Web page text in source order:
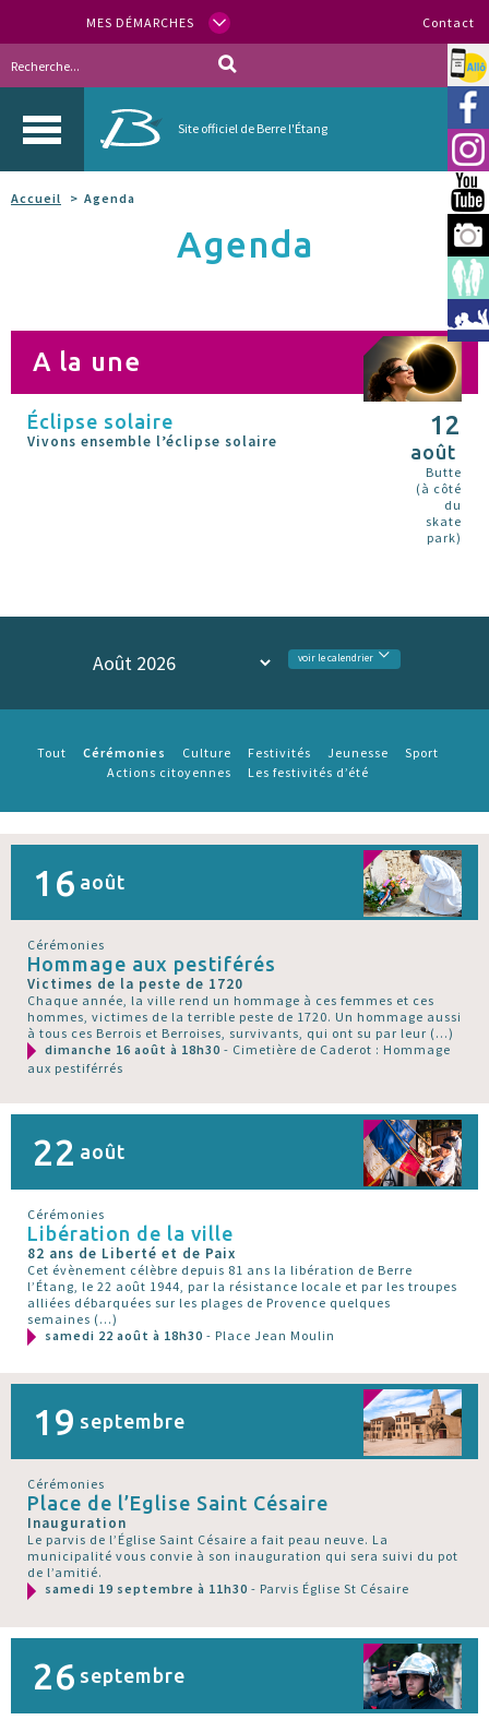
MES DÉMARCHES Contact
Site officiel de Berre l'Étang
Allo
Accueil Agenda
Agenda
A la une
Éclipse solaire
Vivons ensemble l’éclipse solaire
12
août
Butte
(à côté
du
skate
park)
voir le calendrier
Tout Cérémonies Culture Festivités Jeunesse
Sport
Actions citoyennes
Les festivités d’été
16 août
Cérémonies
Hommage aux pestiférés
Victimes de la peste de 1720
Chaque année, la ville rend un hommage à ces femmes et ces
hommes, victimes de la terrible peste de 1720. Un hommage aussi
à tous ces Berrois et Berroises, survivants, qui ont su par leur (…)
dimanche 16 août à 18h30 - Cimetière de Caderot : Hommage
aux pestiférrés
22 août
Cérémonies
Libération de la ville
82 ans de Liberté et de Paix
Cet évènement célèbre depuis 81 ans la libération de Berre
l’Étang, le 22 août 1944, par la résistance locale et par les troupes
alliées débarquées sur les plages de Provence quelques
semaines (…)
samedi 22 août à 18h30 - Place Jean Moulin
19 septembre
Cérémonies
Place de l’Eglise Saint Césaire
Inauguration
Le parvis de l’Église Saint Césaire a fait peau neuve. La
municipalité vous convie à son inauguration qui sera suivi du pot
de l’amitié.
samedi 19 septembre à 11h30 - Parvis Église St Césaire
26 septembre